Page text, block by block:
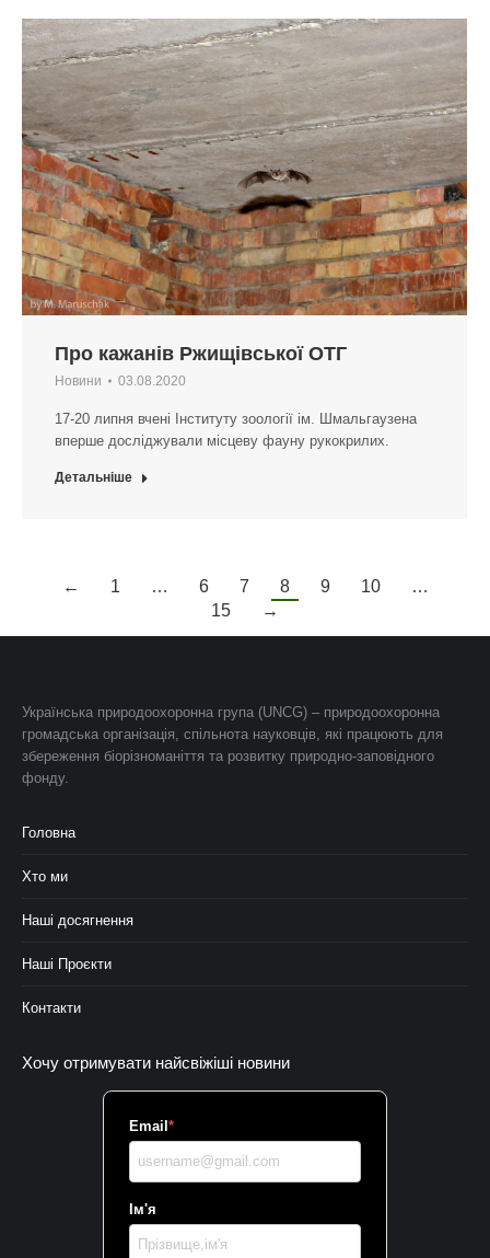
Про кажанів Ржищівської ОТГ
Новини 03.08.2020
17-20 липня вчені Інституту зоології ім. Шмальгаузена
вперше досліджували місцеву фауну рукокрилих.
Детальніше
← 1 … 6 7 8 9 10
…
15
→
Українська природоохоронна група (UNCG) – природоохоронна
громадська організація, спільнота науковців, які працюють для
збереження біорізноманіття та розвитку природно-заповідного
фонду.
Головна
Хто ми
Наші досягнення
Наші Проєкти
Контакти
Хочу отримувати найсвіжіші новини
Email*
Ім'я